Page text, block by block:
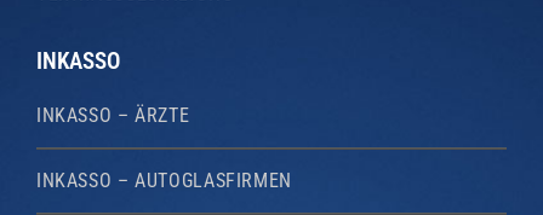
INKASSO
INKASSO – ÄRZTE
INKASSO – AUTOGLASFIRMEN